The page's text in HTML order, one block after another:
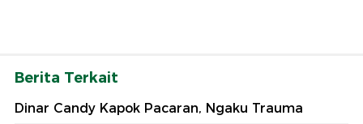
Berita Terkait
Dinar Candy Kapok Pacaran, Ngaku Trauma